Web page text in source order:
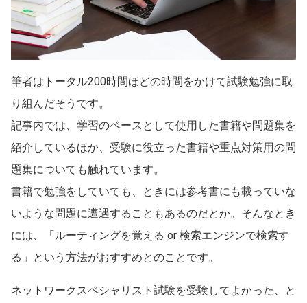
筆者はトータル200時間ほどの時間をかけて試験勉強に取
り組んだそうです。
記事内では、学習のベースとして使用した書籍や問題集を
紹介しているほか、受験に役立った書籍や重点対策用の問
題集についても触れています。
書籍で勉強をしていても、ときには参考書にも載っていな
いような問題に遭遇することもあるのだとか。そんなとき
には、「ルーティングを覚える or 検索エンジンで検索す
る」という方法がおすすめとのことです。
ネットワークスペシャリスト試験を受験してよかった、と